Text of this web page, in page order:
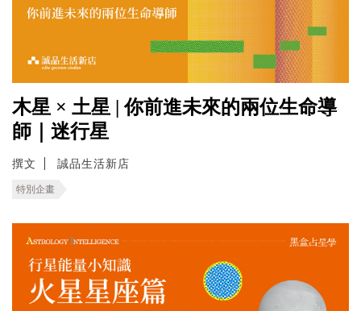
木星 × 土星 | 你前進未來的兩位生命導
師｜迷行星
撰文 誠品生活新店
特別企畫